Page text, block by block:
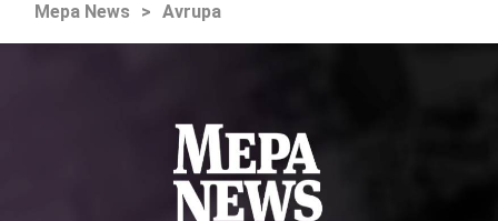
Mepa News > Avrupa